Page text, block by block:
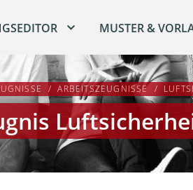
MUSTER &
ARBEITSZEUGNISSE